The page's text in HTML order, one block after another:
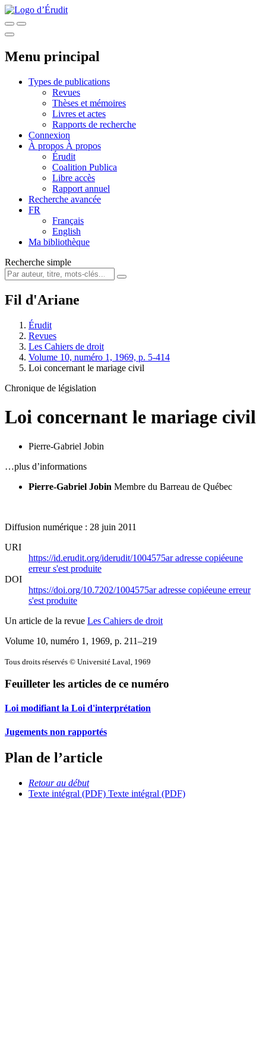
Menu principal
Types de publications
Revues
Thèses et mémoires
Livres et actes
Rapports de recherche
Connexion
À propos À propos
Érudit
Coalition Publica
Libre accès
Rapport annuel
Recherche avancée
FR
Français
English
Ma bibliothèque
Recherche simple
Fil d'Ariane
Érudit
Revues
Les Cahiers de droit
Volume 10, numéro 1, 1969, p. 5-414
Loi concernant le mariage civil
Chronique de législation
Loi concernant le mariage civil
Pierre-Gabriel Jobin
…plus d’informations
Pierre-Gabriel Jobin Membre du Barreau de Québec
Diffusion numérique : 28 juin 2011
URI
https://id.erudit.org/iderudit/1004575aradresse copiéeune
erreur s'est produite
DOI
https://doi.org/10.7202/1004575aradresse copiéeune erreur
s'est produite
Un article de la revue Les Cahiers de droit
Volume 10, numéro 1, 1969, p. 211–219
Tous droits réservés © Université Laval, 1969
Feuilleter les articles de ce numéro
Loi modifiant la Loi d'interprétation
Jugements non rapportés
Plan de l’article
Retour au début
Texte intégral (PDF) Texte intégral (PDF)